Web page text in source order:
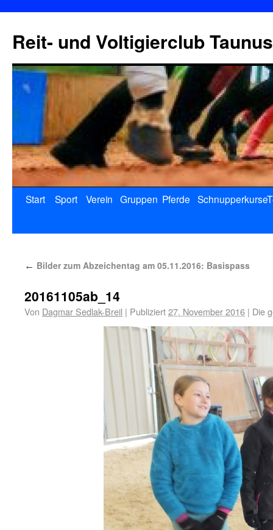
Reit- und Voltigierclub
Start Sport Verein Gruppen Pferde Schnupperkurse
← Bilder zum Abzeichentag am 05.11.2016: Basispass
20161105ab_14
Von Dagmar Sedlak-Breil | Publiziert27. November 2016 | Die